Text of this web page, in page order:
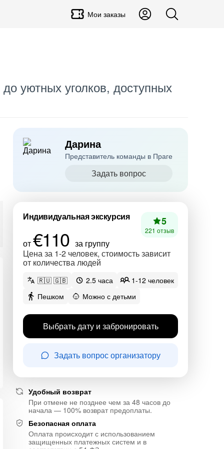
Мои заказы
уютных уголков, доступных
Дарина
Представитель команды в Праге
Задать вопрос
Индивидуальная экскурсия
от€110 за группу
Цена за 1-2 человек, стоимость зависит
от количества людей
5
221 отзыв
🇷🇺 🇬🇧 2.5 часа
1-12 человек
Пешком
Можно с детьми
Выбрать дату и забронировать
Задать вопрос организатору
Удобный возврат
При отмене не позднее чем за 48 часов до
начала — 100% возврат предоплаты.
Безопасная оплата
Оплата происходит с использованием
защищенных платежных систем и в